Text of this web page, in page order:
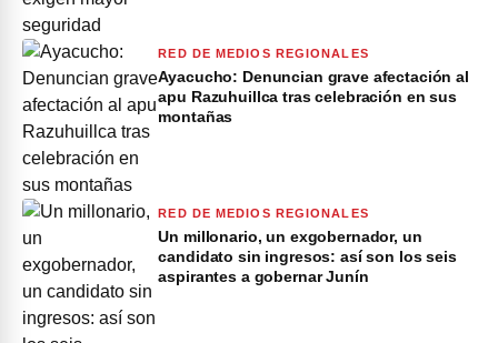
RED DE MEDIOS REGIONALES
Ayacucho: Denuncian grave afectación al
apu Razuhuillca tras celebración en sus
montañas
RED DE MEDIOS REGIONALES
Un millonario, un exgobernador, un
candidato sin ingresos: así son los seis
aspirantes a gobernar Junín